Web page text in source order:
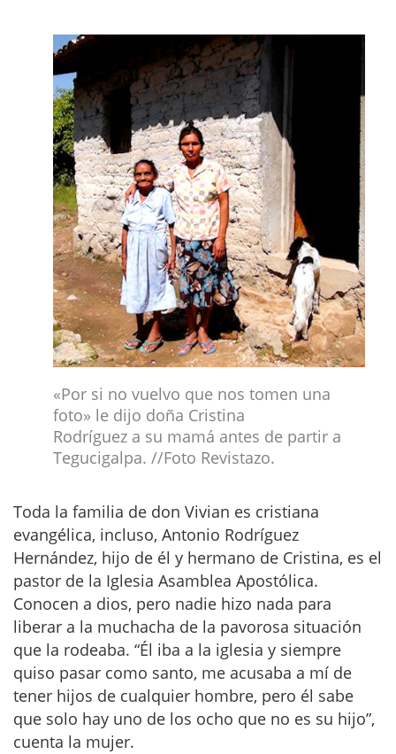
«Por si no vuelvo que nos tomen una
foto» le dijo doña Cristina
Rodríguez a su mamá antes de partir a
Tegucigalpa. //Foto Revistazo.
Toda la familia de don Vivian es cristiana
evangélica, incluso, Antonio Rodríguez
Hernández, hijo de él y hermano de Cristina, es el
pastor de la Iglesia Asamblea Apostólica.
Conocen a dios, pero nadie hizo nada para
liberar a la muchacha de la pavorosa situación
que la rodeaba. “Él iba a la iglesia y siempre
quiso pasar como santo, me acusaba a mí de
tener hijos de cualquier hombre, pero él sabe
que solo hay uno de los ocho que no es su hijo”,
cuenta la mujer.